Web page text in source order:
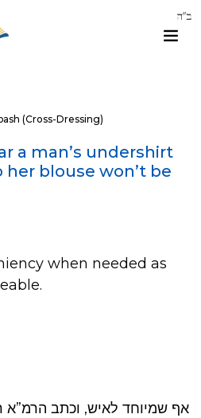
(cross-Dressing)
a man’s undershirt
blouse won’t be
when needed as
אף שמיוחד לאיש, וכתב הרמ”א